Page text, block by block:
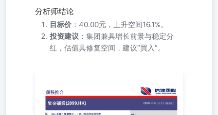
分析师结论
目标价 ：40.00元，上升空间16.1%。
投资建议 ：集团兼具增长前景与稳定分
红，估值具修复空间，建议“買入”。
增長強勁 買入 受惠於金屬價格上漲及礦產金產量提升，集
團第一季業績亮眼，營業收入按年增長25%至985億元人民
幣，純利大幅增長98%至201億元人民幣；若扣除非經常性